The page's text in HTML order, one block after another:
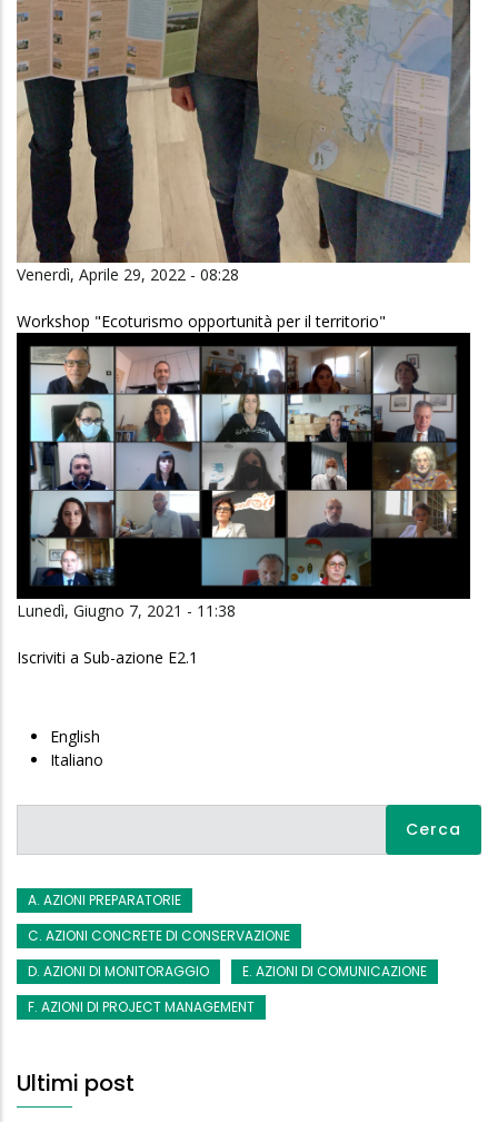
Venerdì, Aprile 29, 2022 - 08:28
Workshop "Ecoturismo opportunità per il territorio"
Lunedì, Giugno 7, 2021 - 11:38
Iscriviti a Sub-azione E2.1
English
Italiano
A. AZIONI PREPARATORIE
C. AZIONI CONCRETE DI CONSERVAZIONE
D. AZIONI DI MONITORAGGIO
E. AZIONI DI COMUNICAZIONE
F. AZIONI DI PROJECT MANAGEMENT
Ultimi post